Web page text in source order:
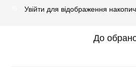
Увійти для відображення
До